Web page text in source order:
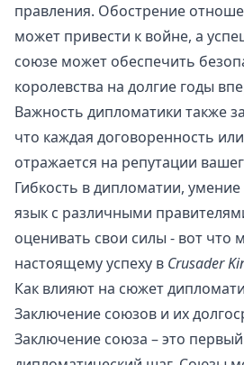
правления. Обострение
может привести к войне, а
союзе может обеспечить
королевства на долгие годы
Важность дипломатики также
что каждая договоренность
отражается на репутации
Гибкость в дипломатии,
язык с различными
оценивать свои силы - вот что
настоящему успеху в Crusader
Как влияют на сюжет
Заключение союзов и их
Заключение союза – это